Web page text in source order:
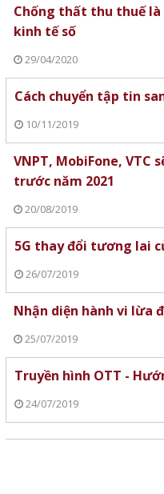
Chống thất thu thuế
kinh tế số
29/04/2020
Cách chuyển tập tin
10/11/2019
VNPT, MobiFone, VTC
trước năm 2021
20/08/2019
5G thay đổi tương lai
26/07/2019
Nhận diện hành vi lừa
25/07/2019
Truyền hình OTT -
24/07/2019